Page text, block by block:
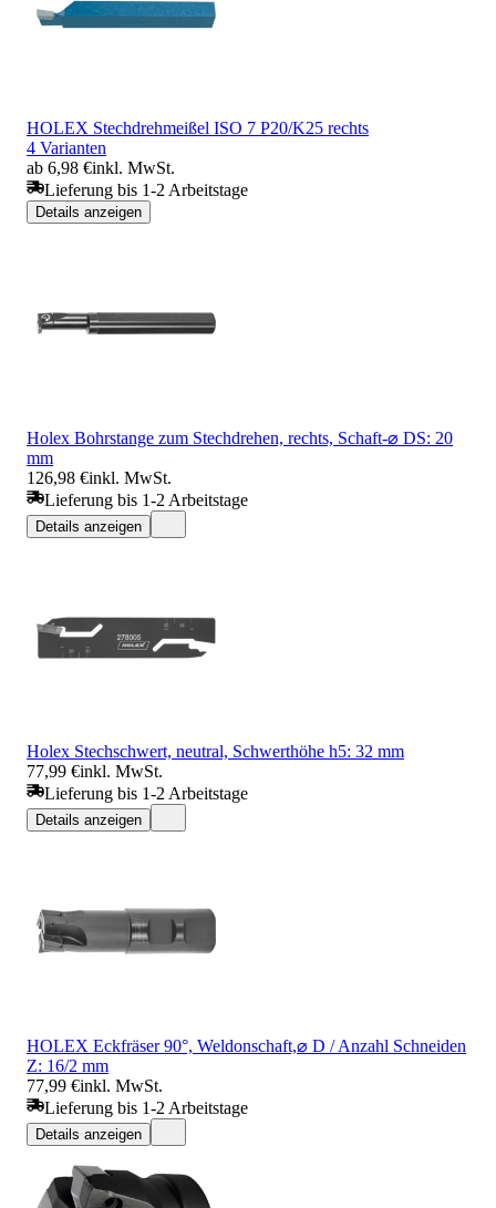
HOLEX Stechdrehmeißel ISO 7 P20/K25 rechts
4 Varianten
ab 6,98 €inkl. MwSt.
Lieferung bis 1-2 Arbeitstage
Details anzeigen
Holex Bohrstange zum Stechdrehen, rechts, Schaft-⌀ DS: 20
mm
126,98 €inkl. MwSt.
Lieferung bis 1-2 Arbeitstage
Details anzeigen
Holex Stechschwert, neutral, Schwerthöhe h5: 32 mm
77,99 €inkl. MwSt.
Lieferung bis 1-2 Arbeitstage
Details anzeigen
HOLEX Eckfräser 90°, Weldonschaft,⌀ D / Anzahl Schneiden
Z: 16/2 mm
77,99 €inkl. MwSt.
Lieferung bis 1-2 Arbeitstage
Details anzeigen